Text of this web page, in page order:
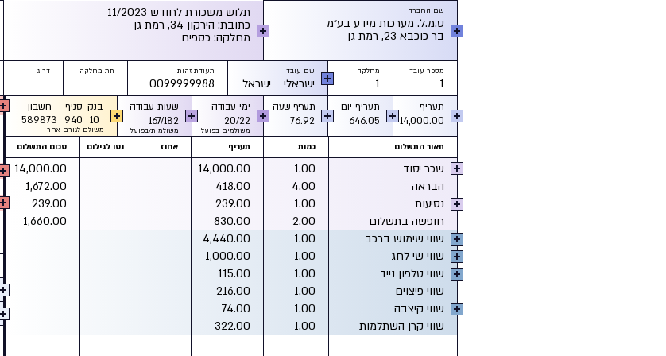
שם החברה
ט.מ.ל. מערכות מידע בע״מ
בר כוכבא 23, רמת גן
תלוש משכורת לחודש 11/2023
כתובת: הירקון 34, רמת גן
מחלקה: כספים
מספר עובד
1
מחלקה
1
שם עובד
ישראלי ישראל
תעודת זהות
0099999988
תת מחלקה דרוג
תעריף
14,000.00
תעריף יום
646.05
תעריף שעה
76.92
ימי עבודה
20/22
משולמים בפועל
שעות עבודה
167/182
משולמות/בפועל
בנק סניף
חשבון
10
940
589873
משולם לגורם אחר
תאור התשלום כמות תעריף אחוז נטו לגילום סכום התשלום
שכר יסוד 1.00
14,000.00
14,000.00
הבראה
נסיעות
חופשה בתשלום
4.00
1.00
2.00
418.00
239.00
830.00
1,672.00
239.00
1,660.00
שווי שימוש ברכב
1.00
4,440.00
שווי שי לחג
1.00
1,000.00
שווי טלפון נייד
1.00
115.00
שווי פיצוים
שווי קיצבה
שווי קרן השתלמות
1.00
1.00
1.00
216.00
74.00
322.00